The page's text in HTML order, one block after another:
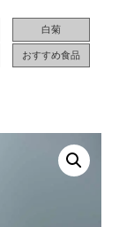
白菊
おすすめ食品